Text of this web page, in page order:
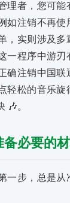
理者，您可能
如注销不再
，实则涉及多
一程序中游
确注销中国联
轻松的音乐旋
🎶。
备必要的
一步，总是